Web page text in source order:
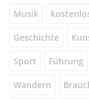
Musik
Geschichte
Sport Führung
Wandern